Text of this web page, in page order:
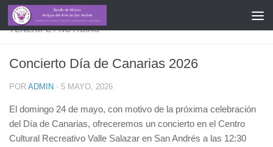
CONCIERTOS / FEDERACIÓN INSULAR DE BANDAS DE
TENERIFE / NOTICIAS
Concierto Día de Canarias 2026
POR ADMIN · 5 MAYO, 2026
El domingo 24 de mayo, con motivo de la próxima celebración
del Día de Canarias, ofreceremos un concierto en el Centro
Cultural Recreativo Valle Salazar en San Andrés a las 12:30